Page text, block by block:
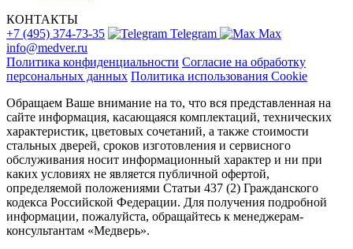
КОНТАКТЫ
+7 (495) 374-73-35
Telegram
Max
info@medver.ru
Политика конфиденциальности Согласие на обработку
персональных данных Политика использования Cookie
Обращаем Ваше внимание на то, что вся представленная на
сайте информация, касающаяся комплектаций, технических
характеристик, цветовых сочетаний, а также стоимости
стальных дверей, сроков изготовления и сервисного
обслуживания носит информационный характер и ни при
каких условиях не является публичной офертой,
определяемой положениями Статьи 437 (2) Гражданского
кодекса Российской Федерации. Для получения подробной
информации, пожалуйста, обращайтесь к менеджерам-
консультантам «Медверь».